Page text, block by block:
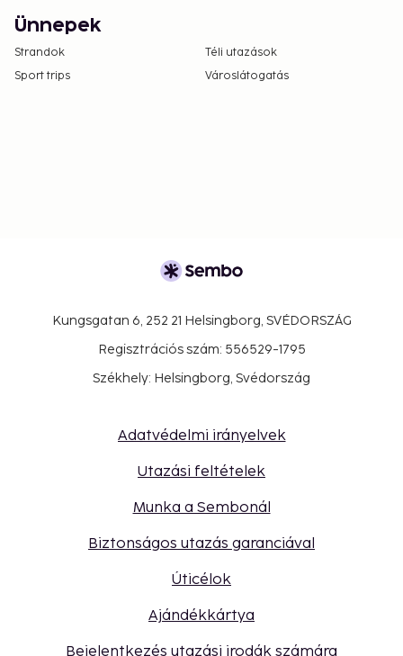
Ünnepek
Strandok
Téli utazások
Sport trips
Városlátogatás
Kungsgatan 6, 252 21 Helsingborg, SVÉDORSZÁG
Regisztrációs szám: 556529-1795
Székhely: Helsingborg, Svédország
Adatvédelmi irányelvek
Utazási feltételek
Munka a Sembonál
Biztonságos utazás garanciával
Úticélok
Ajándékkártya
Bejelentkezés utazási irodák számára